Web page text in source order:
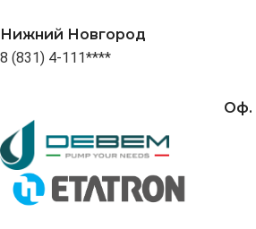
Нижний Новгород
8 (831) 4-111****
Оф.